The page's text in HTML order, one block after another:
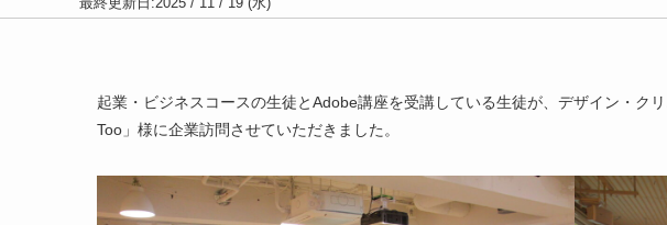
起業・ビジネスコースの生徒とAdobe講座を受講している生徒が、デザイン・ク
Too」様に企業訪問させていただきました。